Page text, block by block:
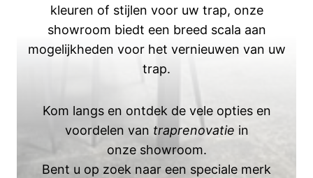
kleuren of stijlen voor uw trap, onze
showroom biedt een breed scala aan
mogelijkheden voor het vernieuwen van uw
trap.
Kom langs en ontdek de vele opties en
voordelen van traprenovatie in
onze showroom.
Bent u op zoek naar een speciale merk